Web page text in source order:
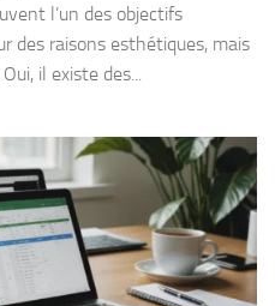
l’un des objectifs
des raisons esthétiques, mais
il existe des...